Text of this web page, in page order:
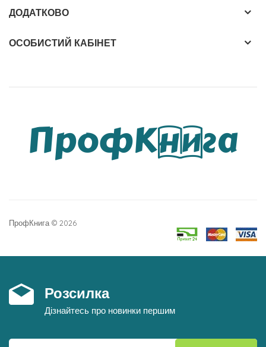
ДОДАТКОВО
ОСОБИСТИЙ КАБІНЕТ
ПрофКнига © 2026
Розсилка
Дізнайтесь про новинки першим